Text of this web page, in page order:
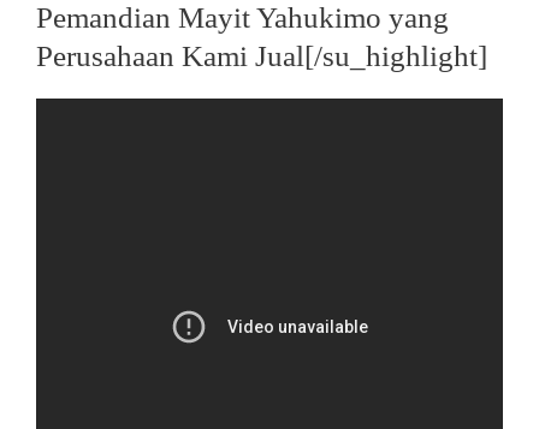
Pemandian Mayit Yahukimo yang
Perusahaan Kami Jual[/su_highlight]